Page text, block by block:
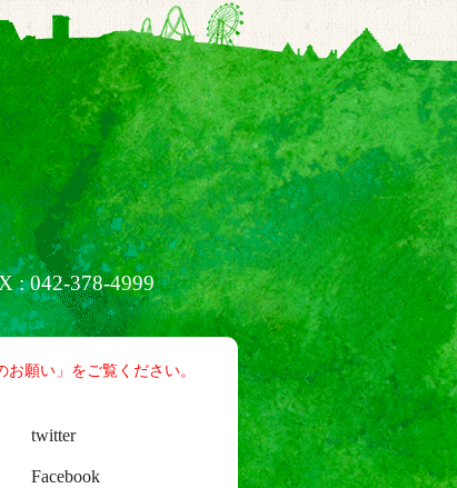
: 042-378-4999
願い」をご覧ください。
twitter
Facebook